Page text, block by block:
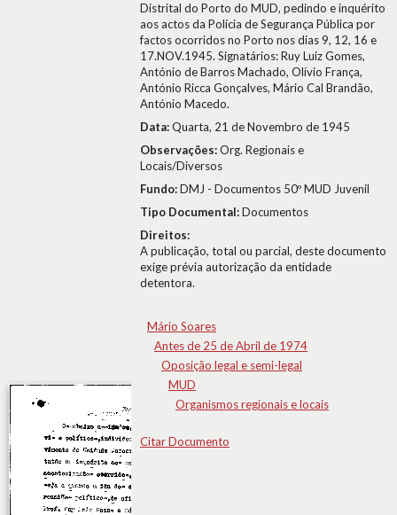
Distrital do Porto do MUD, pedindo e inquérito
aos actos da Polícia de Segurança Pública por
factos ocorridos no Porto nos dias 9, 12, 16 e
17.NOV.1945. Signatários: Ruy Luiz Gomes,
António de Barros Machado, Olívio França,
António Ricca Gonçalves, Mário Cal Brandão,
António Macedo.
Data:Quarta, 21 de Novembro de 1945
Observações:Org. Regionais e
Locais/Diversos
Fundo:DMJ - Documentos 50º MUD Juvenil
Tipo Documental:Documentos
Direitos:
A publicação, total ou parcial, deste documento
exige prévia autorização da entidade
detentora.
Mário Soares
Antes de 25 de Abril de 1974
Oposição legal e semi-legal
MUD
Organismos regionais e locais
Citar Documento